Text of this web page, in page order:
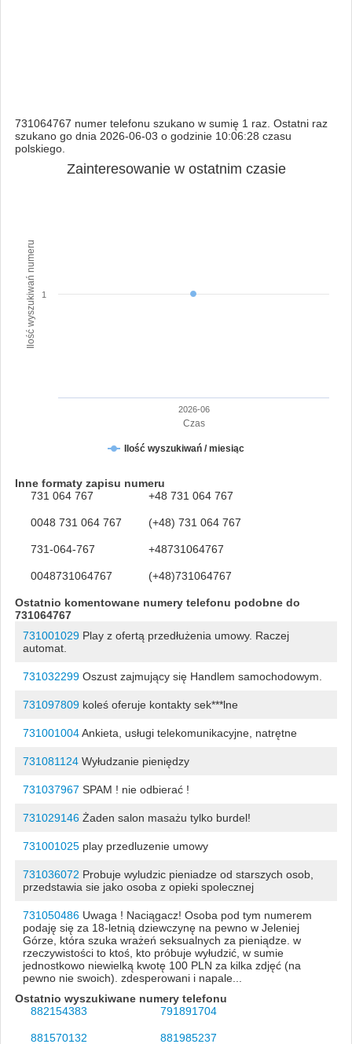
731064767 numer telefonu szukano w sumię 1 raz. Ostatni raz
szukano go dnia 2026-06-03 o godzinie 10:06:28 czasu
polskiego.
Czas
Ilość wyszukiwań numeru
Zainteresowanie w ostatnim czasie
Ilość wyszukiwań / miesiąc
2026-06
1
Inne formaty zapisu numeru
731 064 767
+48 731 064 767
0048 731 064 767 (+48) 731 064 767
731-064-767 +48731064767
0048731064767 (+48)731064767
Ostatnio komentowane numery telefonu podobne do
731064767
731001029Play z ofertą przedłużenia umowy. Raczej
automat.
731032299Oszust zajmujący się Handlem samochodowym.
731097809koleś oferuje kontakty sek***lne
731001004Ankieta, usługi telekomunikacyjne, natrętne
731081124Wyłudzanie pieniędzy
731037967 SPAM ! nie odbierać !
731029146Żaden salon masażu tylko burdel!
731001025play przedluzenie umowy
731036072 Probuje wyludzic pieniadze od starszych osob,
przedstawia sie jako osoba z opieki spolecznej
731050486Uwaga ! Naciągacz! Osoba pod tym numerem
podaję się za 18-letnią dziewczynę na pewno w Jeleniej
Górze, która szuka wrażeń seksualnych za pieniądze. w
rzeczywistości to ktoś, kto próbuje wyłudzić, w sumie
jednostkowo niewielką kwotę 100 PLN za kilka zdjęć (na
pewno nie swoich). zdesperowani i napale...
Ostatnio wyszukiwane numery telefonu
882154383
791891704
881570132 881985237